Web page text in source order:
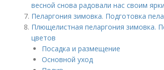
весной снова радовали нас своим
Пеларгония зимовка. Подготовка
Плющелистная пеларгония зимовка.
цветов
Посадка и размещение
Основной уход